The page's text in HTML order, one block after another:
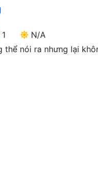
N/A
thể nói ra nhưng lại